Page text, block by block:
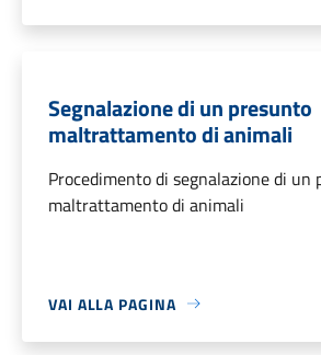
Segnalazione di un presunto
maltrattamento di animali
Procedimento di segnalazione di un
maltrattamento di animali
VAI ALLA PAGINA